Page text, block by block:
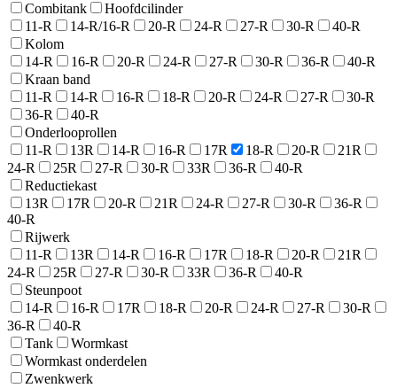
Combitank
Hoofdcilinder
11-R
14-R/16-R 20-R 24-R 27-R 30-R
40-R
Kolom
14-R
16-R 20-R 24-R 27-R 30-R 36-R
40-R
Kraan band
11-R
14-R 16-R 18-R 20-R 24-R 27-R
30-R
36-R
40-R
Onderlooprollen
11-R
13R 14-R 16-R 17R 18-R 20-R
21R
24-R
25R 27-R 30-R 33R 36-R
40-R
Reductiekast
13R
17R 20-R 21R 24-R 27-R 30-R
36-R
40-R
Rijwerk
11-R
13R 14-R 16-R 17R 18-R 20-R
21R
24-R
25R 27-R 30-R 33R 36-R
40-R
Steunpoot
14-R
16-R 17R 18-R 20-R 24-R 27-R
30-R
36-R
40-R
Tank
Wormkast
Wormkast onderdelen
Zwenkwerk